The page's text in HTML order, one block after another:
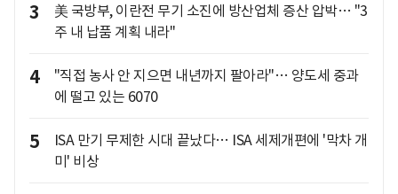
3
美 국방부, 이란전 무기 소진에 방산업체 증산 압박… "3
주 내 납품 계획 내라"
4
"직접 농사 안 지으면 내년까지 팔아라"… 양도세 중과
에 떨고 있는 6070
5
ISA 만기 무제한 시대 끝났다… ISA 세제개편에 '막차 개
미' 비상